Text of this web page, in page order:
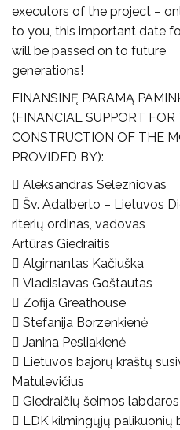
executors of the project –
to you, this important date
will be passed on to future
generations!
FINANSINĘ PARAMĄ
(FINANCIAL SUPPORT FOR
CONSTRUCTION OF THE
PROVIDED BY):
 Aleksandras Selezniovas
 Šv. Adalberto – Lietuvos
riterių ordinas, vadovas
Artūras Giedraitis
 Algimantas Kačiuška
 Vladislavas Goštautas
 Zofija Greathouse
 Stefanija Borzenkienė
 Janina Pesliakienė
 Lietuvos bajorų kraštų
Matulevičius
 Giedraičių šeimos
 LDK kilmingųjų palikuonių